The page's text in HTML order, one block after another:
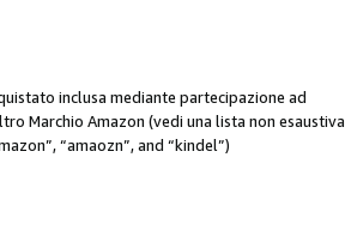
inclusa mediante partecipazione ad
Marchio Amazon (vedi una lista non esaustiva
“amaozn”, and “kindel”)